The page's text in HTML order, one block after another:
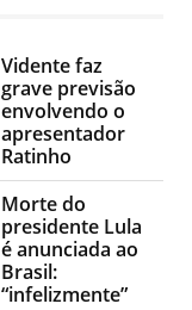
Vidente faz
grave previsão
envolvendo o
apresentador
Ratinho
Morte do
presidente Lula
é anunciada ao
Brasil:
“infelizmente”